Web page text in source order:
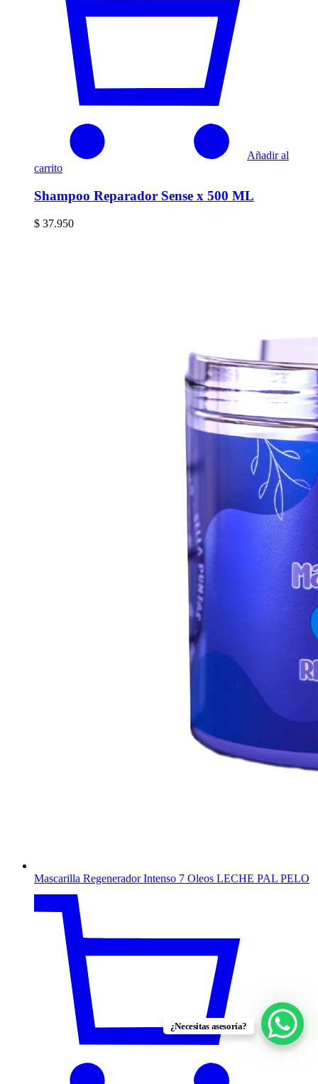
Añadir al
carrito
Shampoo Reparador Sense x 500 ML
$ 37.950
Mascarilla Regenerador Intenso 7 Oleos LECHE PAL PELO
¿Necesitas asesoría?